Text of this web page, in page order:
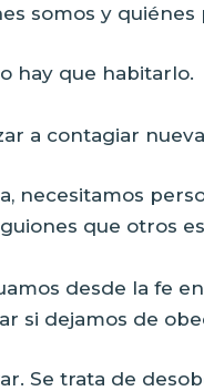
somos y quiénes
hay que habitarlo.
a contagiar
necesitamos
que otros
desde la fe
si dejamos de
Se trata de